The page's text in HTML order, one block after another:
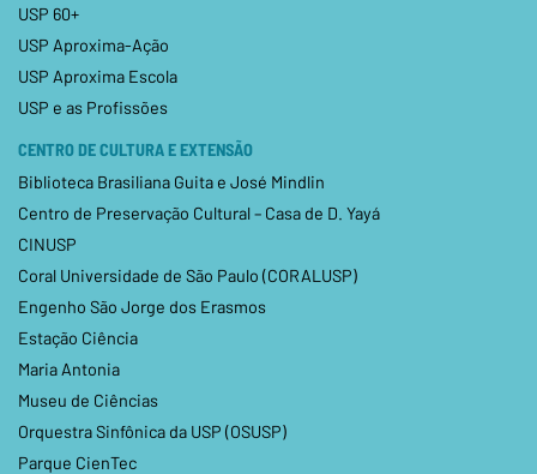
USP 60+
USP Aproxima-Ação
USP Aproxima Escola
USP e as Profissões
CENTRO DE CULTURA E EXTENSÃO
Biblioteca Brasiliana Guita e José Mindlin
Centro de Preservação Cultural – Casa de D. Yayá
CINUSP
Coral Universidade de São Paulo (CORALUSP)
Engenho São Jorge dos Erasmos
Estação Ciência
Maria Antonia
Museu de Ciências
Orquestra Sinfônica da USP (OSUSP)
Parque CienTec